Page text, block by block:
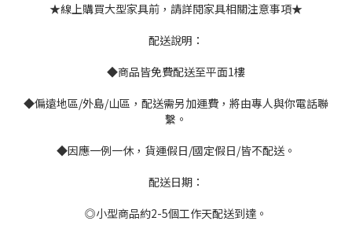
★線上購買大型家具前，請詳閱家具相關注意事項★
配送說明：
◆商品皆免費配送至平面1樓
◆偏遠地區/外島/山區，配送需另加運費，將由專人與你電話聯
繫。
◆因應一例一休，貨運假日/國定假日/皆不配送。
配送日期：
◎小型商品約2-5個工作天配送到達。